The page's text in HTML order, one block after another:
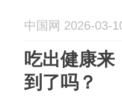
中国网 2026-03-
吃出健康来
到了吗？